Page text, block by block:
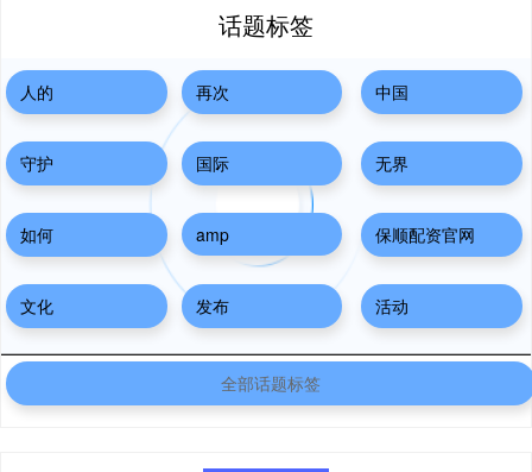
话题标签
人的 再次 中国
守护 国际 无界
如何 amp 保顺配资官网
文化 发布 活动
全部话题标签